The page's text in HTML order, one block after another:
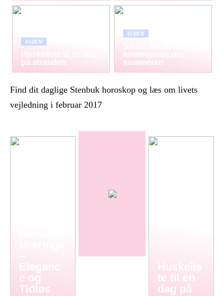
VIDEN
Huskeliste til en dag
på stranden
VIDEN
lommeplads om
sommeren
Find dit daglige Stenbuk horoskop og læs om livets
vejledning i februar 2017
Eleganc
e og
Tidløs
Huskelis
te til en
dag på